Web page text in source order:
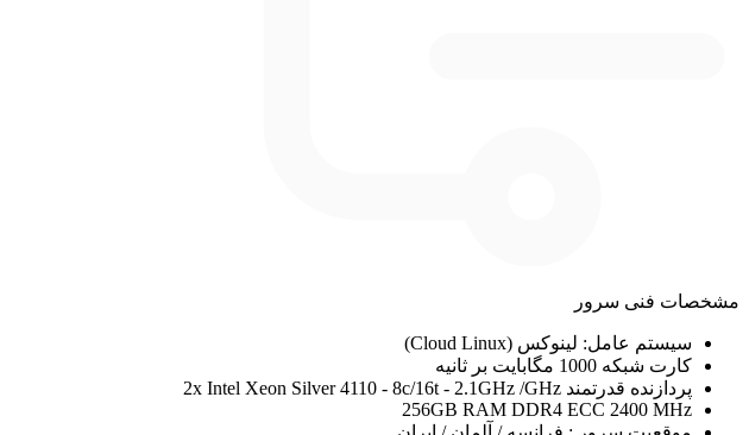
مشخصات فنی سرور
سیستم عامل: لینوکس (Cloud Linux)
کارت شبکه 1000 مگابایت بر ثانیه
پردازنده قدرتمند 2x Intel Xeon Silver 4110 - 8c/16t - 2.1GHz /GHz
256GB RAM DDR4 ECC 2400 MHz